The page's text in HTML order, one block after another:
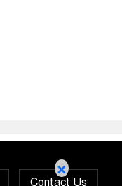
×
Contact Us